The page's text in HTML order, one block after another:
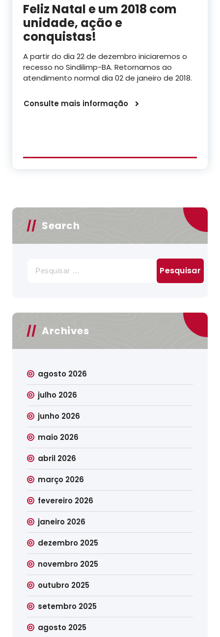
Feliz Natal e um 2018 com
unidade, ação e
conquistas!
A partir do dia 22 de dezembro iniciaremos o
recesso no Sindilimp-BA. Retornamos ao
atendimento normal dia 02 de janeiro de 2018.
Consulte mais informação
Search
por:
Archives
agosto 2026
julho 2026
junho 2026
maio 2026
abril 2026
março 2026
fevereiro 2026
janeiro 2026
dezembro 2025
novembro 2025
outubro 2025
setembro 2025
agosto 2025